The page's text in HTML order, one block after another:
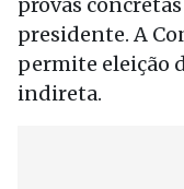
presidente. A
permite eleição
indireta.